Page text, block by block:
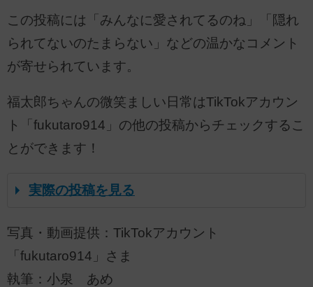
この投稿には「みんなに愛されてるのね」「隠れ
られてないのたまらない」などの温かなコメント
が寄せられています。
福太郎ちゃんの微笑ましい日常はTikTokアカウン
ト「fukutaro914」の他の投稿からチェックするこ
とができます！
実際の投稿を見る
写真・動画提供：TikTokアカウント
「fukutaro914」さま
執筆：小泉 あめ